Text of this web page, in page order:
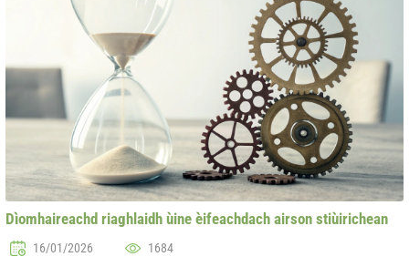
Dìomhaireachd riaghlaidh ùine èifeachdach airson stiùirichean
16/01/2026 1684